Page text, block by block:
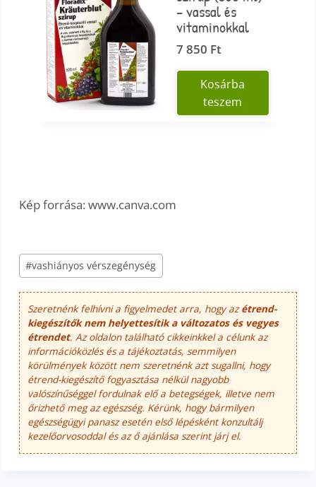
– vassal és
vitaminokkal
7 850 Ft
Kosárba
teszem
Kép forrása: www.canva.com
Post
Tags:
#vashiányos vérszegénység
Szeretnénk felhívni a figyelmedet arra, hogy azétrend-
kiegészítők nem helyettesítik a változatos és vegyes
étrendet. Az oldalon található cikkeinkkel a célunk az
információközlés és a tájékoztatás, semmilyen
körülmények között nem szeretnénk azt sugallni, hogy
étrend-kiegészítő fogyasztása nélkül nagyobb
valószínűséggel fordulnak elő a betegségek, illetve nem
őrizhető meg az egészség. Kérünk, hogy bármilyen
egészségügyi panasz esetén első lépésként konzultálj
kezelőorvosoddal és az ő ajánlása szerint járj el.